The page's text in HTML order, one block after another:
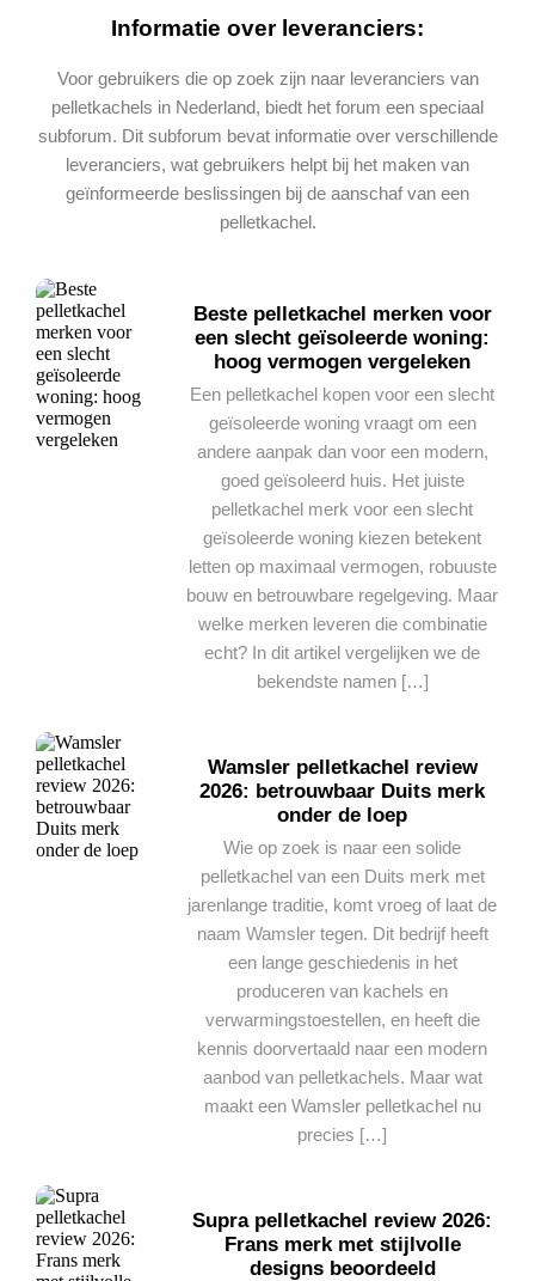
Informatie over leveranciers:
Voor gebruikers die op zoek zijn naar leveranciers van
pelletkachels in Nederland, biedt het forum een speciaal
subforum. Dit subforum bevat informatie over verschillende
leveranciers, wat gebruikers helpt bij het maken van
geïnformeerde beslissingen bij de aanschaf van een
pelletkachel.
Beste pelletkachel merken voor
een slecht geïsoleerde woning:
hoog vermogen vergeleken
Een pelletkachel kopen voor een slecht
geïsoleerde woning vraagt om een
andere aanpak dan voor een modern,
goed geïsoleerd huis. Het juiste
pelletkachel merk voor een slecht
geïsoleerde woning kiezen betekent
letten op maximaal vermogen, robuuste
bouw en betrouwbare regelgeving. Maar
welke merken leveren die combinatie
echt? In dit artikel vergelijken we de
bekendste namen […]
Wamsler pelletkachel review
2026: betrouwbaar Duits merk
onder de loep
Wie op zoek is naar een solide
pelletkachel van een Duits merk met
jarenlange traditie, komt vroeg of laat de
naam Wamsler tegen. Dit bedrijf heeft
een lange geschiedenis in het
produceren van kachels en
verwarmingstoestellen, en heeft die
kennis doorvertaald naar een modern
aanbod van pelletkachels. Maar wat
maakt een Wamsler pelletkachel nu
precies […]
Supra pelletkachel review 2026:
Frans merk met stijlvolle
designs beoordeeld